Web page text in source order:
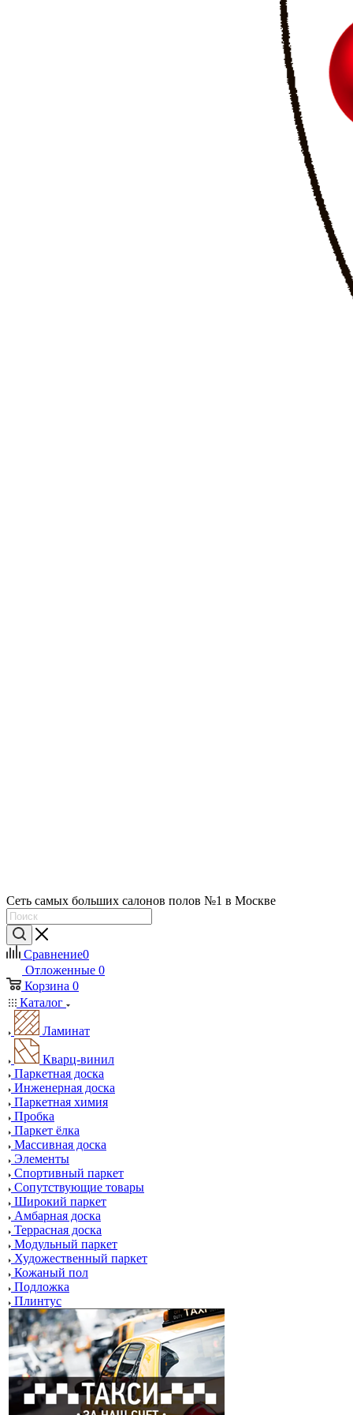
Сеть самых больших салонов полов №1 в Москве
Сравнение0
Отложенные 0
Корзина 0
Каталог
Ламинат
Кварц-винил
Паркетная доска
Инженерная доска
Паркетная химия
Пробка
Паркет ёлка
Массивная доска
Элементы
Спортивный паркет
Сопутствующие товары
Широкий паркет
Амбарная доска
Террасная доска
Модульный паркет
Художественный паркет
Кожаный пол
Подложка
Плинтус